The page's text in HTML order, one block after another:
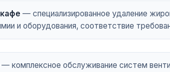
— специализированное удаление
и оборудования, соответствие
— комплексное обслуживание систем